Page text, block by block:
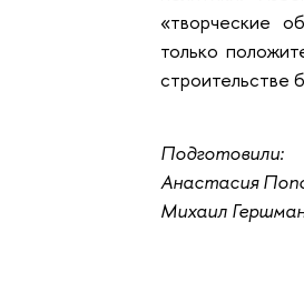
«творческие
только
строительстве
Подготовили:
Анастасия
Михаил